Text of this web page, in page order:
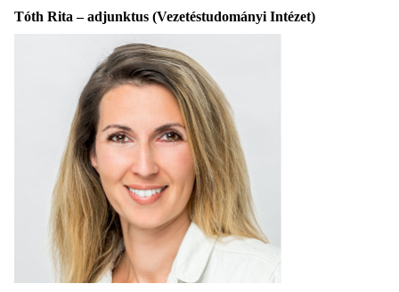
Tóth Rita – adjunktus (Vezetéstudományi Intézet)